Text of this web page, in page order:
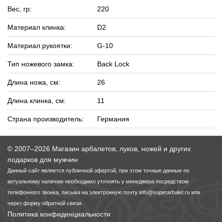
Вес, гр: 220
Материал клинка: D2
Материал рукоятки: G-10
Тип ножевого замка: Back Lock
Длина ножа, см: 26
Длина клинка, см: 11
Страна производитель: Германия
© 2007–2026 Магазин арбалетов, луков, ножей и других
подарков для мужчин
Данный сайт является публичной офертой, при этом точные данные по
актуальному наличию необходимо уточнять у менеджера посредством
телефонного звонка, письма на электронную почту info@superarbalet.ru или
через форму обратной связи.
Политика конфиденциальности